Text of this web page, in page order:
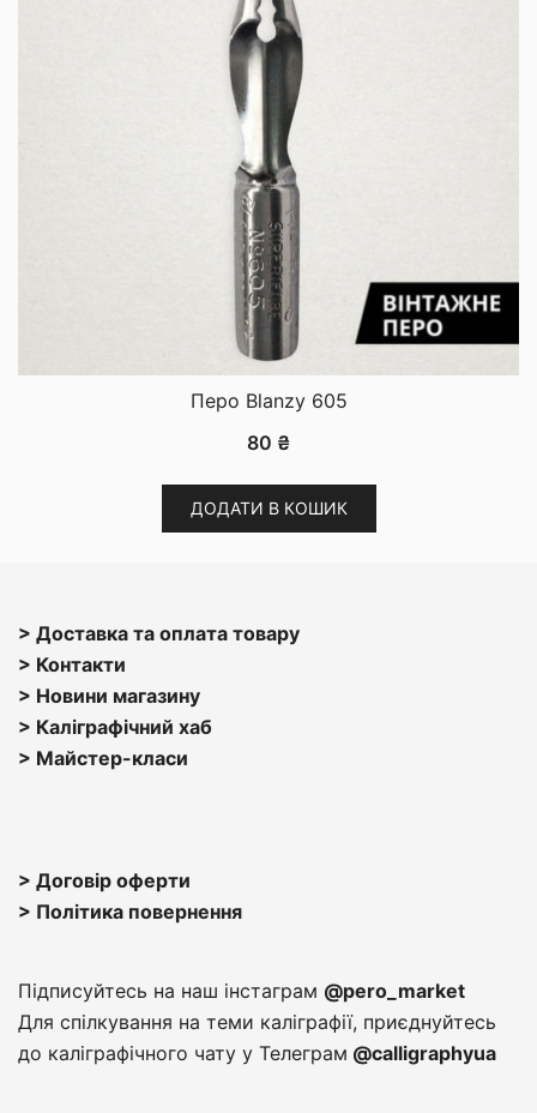
Перо Blanzy 605
80 ₴
ДОДАТИ В КОШИК
> Доставка та оплата товару
> Контакти
> Новини магазину
> Каліграфічний хаб
> Майстер-класи
> Договір оферти
> Політика повернення
Підписуйтесь на наш інстаграм @pero_market
Для спілкування на теми каліграфії, приєднуйтесь
до каліграфічного чату у Телеграм @calligraphyua